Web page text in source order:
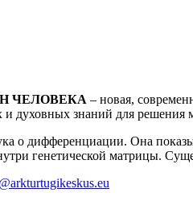
ЧЕЛОВЕКА – новая,
и духовных знаний для
о дифференциации. Она
генетической матрицы.